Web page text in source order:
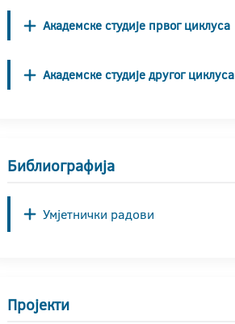
Академске студије првог циклуса
Академске студије другог циклуса
Библиографија
Умјетнички радови
Пројекти